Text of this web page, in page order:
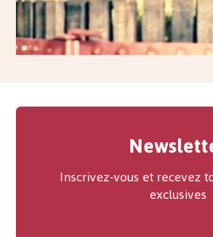
Inscrivez-vous et recevez
exclusives